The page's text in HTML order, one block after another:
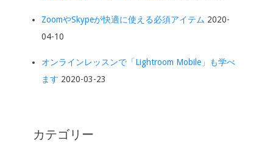
ZoomやSkypeが快適に使える必須アイテム 2020-
04-10
オンラインレッスンで「Lightroom Mobile」も学べ
ます 2020-03-23
カテゴリー